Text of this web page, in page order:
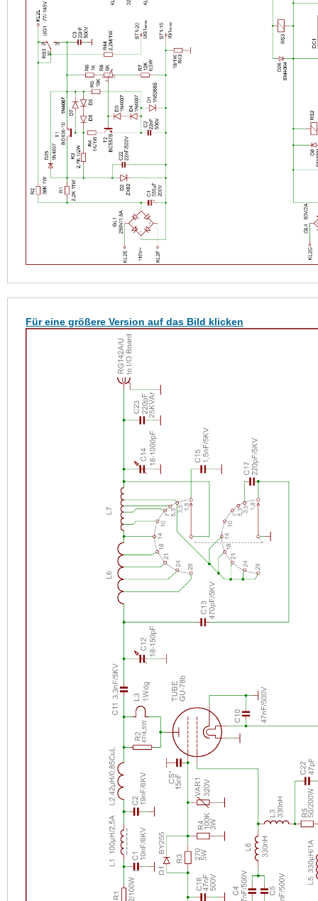
Für eine größere Version auf das Bild klicken